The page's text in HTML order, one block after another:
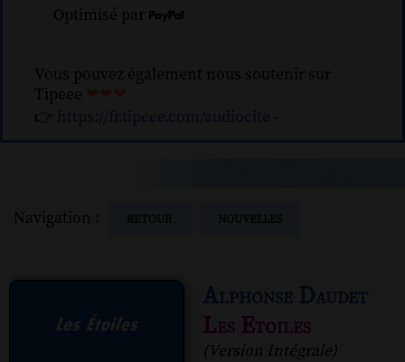
Optimisé par
Vous pouvez également nous soutenir sur
Tipeee
👉
-
Navigation :
Les Etoiles
(Version Intégrale)